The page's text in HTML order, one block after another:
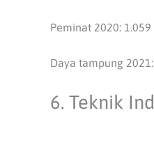
Peminat 2020: 1.059
Daya tampung
6. Teknik